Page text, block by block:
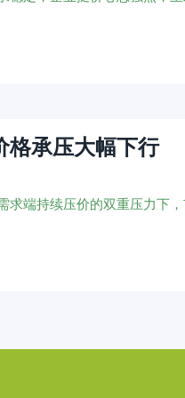
格承压大幅下行